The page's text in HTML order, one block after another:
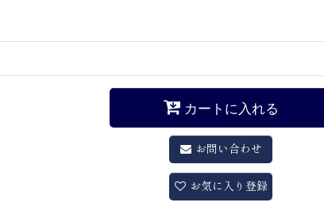
カートに入れる
お問い合わせ
お気に入り登録